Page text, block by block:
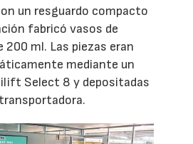
un resguardo compacto
fabricó vasos de
ml. Las piezas eran
mediante un
Select 8 y depositadas